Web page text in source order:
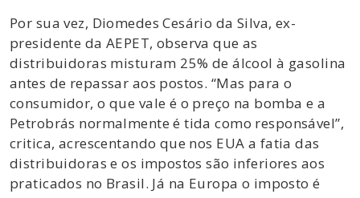
Por sua vez, Diomedes Cesário da Silva, ex-
presidente da AEPET, observa que as
distribuidoras misturam 25% de álcool à gasolina
antes de repassar aos postos. “Mas para o
consumidor, o que vale é o preço na bomba e a
Petrobrás normalmente é tida como responsável”,
critica, acrescentando que nos EUA a fatia das
distribuidoras e os impostos são inferiores aos
praticados no Brasil. Já na Europa o imposto é